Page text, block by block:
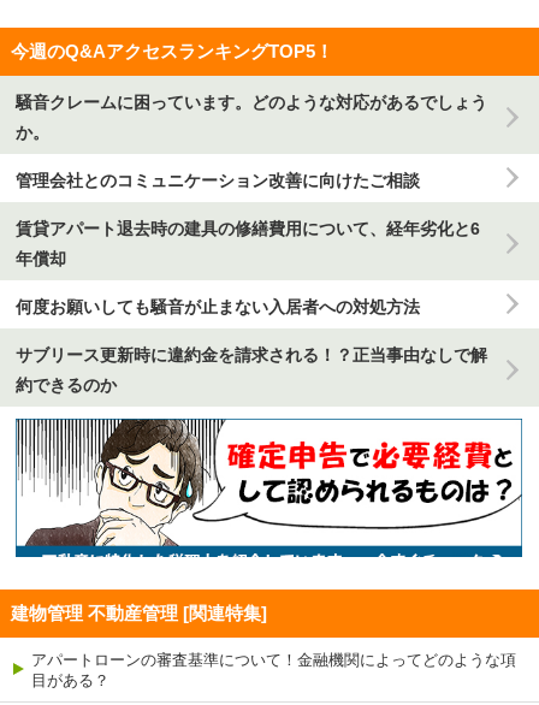
今週のQ&AアクセスランキングTOP5！
騒音クレームに困っています。どのような対応があるでしょう
か。
管理会社とのコミュニケーション改善に向けたご相談
賃貸アパート退去時の建具の修繕費用について、経年劣化と6
年償却
何度お願いしても騒音が止まない入居者への対処方法
サブリース更新時に違約金を請求される！？正当事由なしで解
約できるのか
建物管理 不動産管理 [関連特集]
アパートローンの審査基準について！金融機関によってどのような項
目がある？